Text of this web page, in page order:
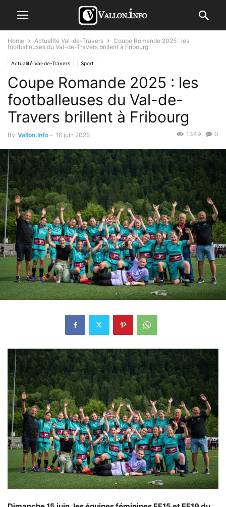
Home Actualité Val-de-Travers
Coupe Romande 2025 : les
footballeuses du Val-de-Travers brillent à Fribourg
Actualité Val-de-Travers Sport
Coupe Romande 2025 : les
footballeuses du Val-de-
Travers brillent à Fribourg
By Vallon.Info - 16 juin 2025 0
1349